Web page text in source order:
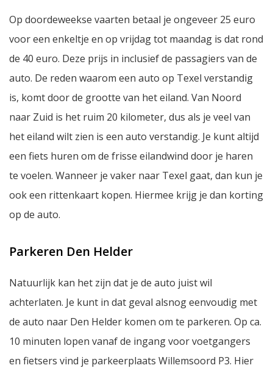
Op doordeweekse vaarten betaal je ongeveer 25 euro
voor een enkeltje en op vrijdag tot maandag is dat rond
de 40 euro. Deze prijs in inclusief de passagiers van de
auto. De reden waarom een auto op Texel verstandig
is, komt door de grootte van het eiland. Van Noord
naar Zuid is het ruim 20 kilometer, dus als je veel van
het eiland wilt zien is een auto verstandig. Je kunt altijd
een fiets huren om de frisse eilandwind door je haren
te voelen. Wanneer je vaker naar Texel gaat, dan kun je
ook een rittenkaart kopen. Hiermee krijg je dan korting
op de auto.
Parkeren Den Helder
Natuurlijk kan het zijn dat je de auto juist wil
achterlaten. Je kunt in dat geval alsnog eenvoudig met
de auto naar Den Helder komen om te parkeren. Op ca.
10 minuten lopen vanaf de ingang voor voetgangers
en fietsers vind je parkeerplaats Willemsoord P3. Hier